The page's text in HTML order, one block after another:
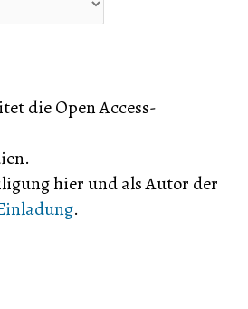
die Open Access-
hier und als Autor der
.